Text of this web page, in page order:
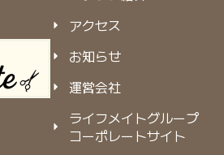
アクセス
お知らせ
運営会社
ライフメイトグループ
コーポレートサイト